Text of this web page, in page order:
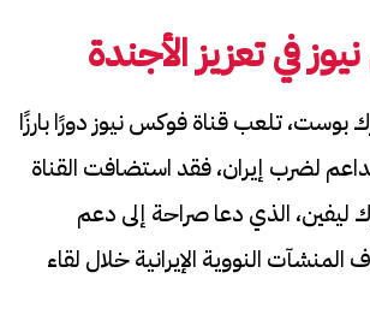
في تعزيز الأجندة
بوست، تلعب قناة فوكس نيوز دورًا بارزًا
لضرب إيران، فقد استضافت القناة
الذي دعا صراحة إلى دعم
المنشآت النووية الإيرانية خلال لقاء